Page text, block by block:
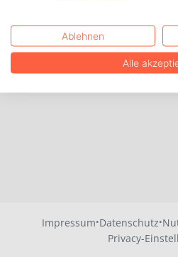
Impressum·Datenschutz·
Privacy-
Ablehnen
Alle